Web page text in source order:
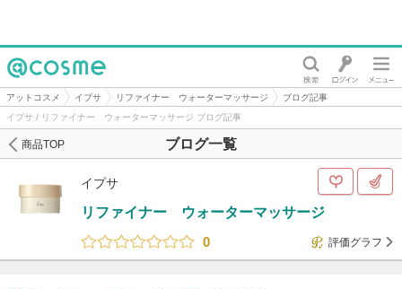
@cosme
アットコスメ イプサ リファイナー ウォーターマッサージ
ブログ記事
イプサ / リファイナー ウォーターマッサージ ブログ記事
ブログ一覧
商品TOP
イプサ
リファイナー ウォーターマッサージ
0
評価グラフ